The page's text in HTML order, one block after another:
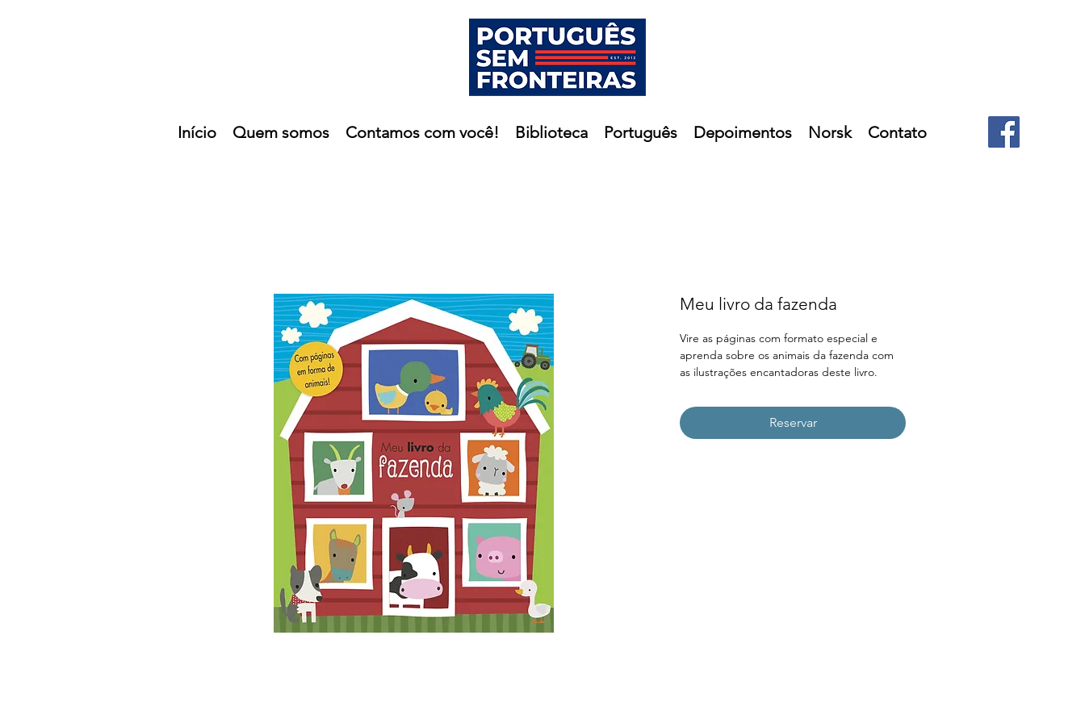
Início Quem somos Contamos com você! Biblioteca Português Depoimentos Norsk Contato
Meu livro da fazenda
Vire as páginas com formato especial e
aprenda sobre os animais da fazenda com
as ilustrações encantadoras deste livro.
Reservar